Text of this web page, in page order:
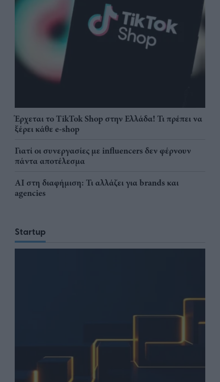
Έρχεται το TikTok Shop στην Ελλάδα! Τι πρέπει να
ξέρει κάθε e-shop
Γιατί οι συνεργασίες με influencers δεν φέρνουν
πάντα αποτέλεσμα
AI στη διαφήμιση: Τι αλλάζει για brands και
agencies
Startup